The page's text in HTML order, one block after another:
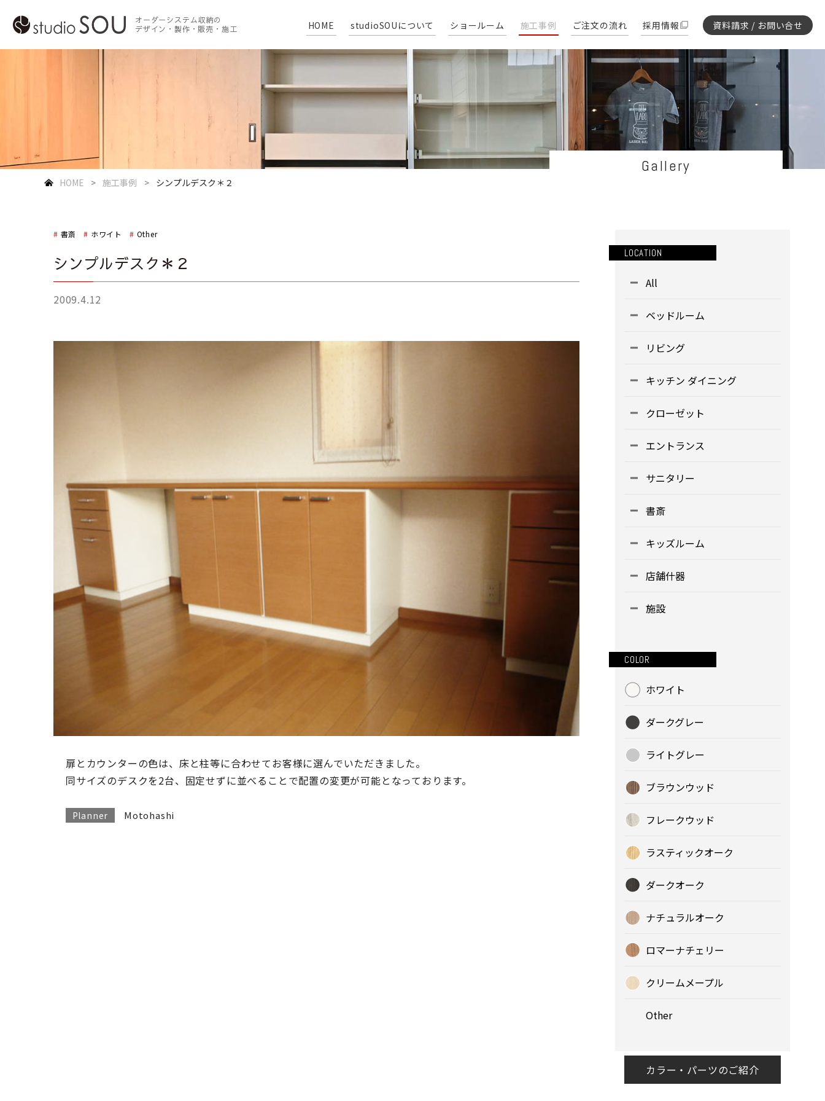
オーダーシステム収納の
デザイン・製作・販売・施工
HOME studioSOUについて ショールーム 施工事例 ご注文の流れ 採用情報 資料請求 / お問い合せ
Gallery
HOME 施工事例 シンプルデスク＊２
書斎 ホワイト Other
シンプルデスク＊２
2009.4.12
扉とカウンターの色は、床と柱等に合わせてお客様に選んでいただきました。
同サイズのデスクを2台、固定せずに並べることで配置の変更が可能となっております。
Planner Motohashi
LOCATION
All
ベッドルーム
リビング
キッチン ダイニング
クローゼット
エントランス
サニタリー
書斎
キッズルーム
店舗什器
施設
COLOR
ホワイト
ダークグレー
ライトグレー
ブラウンウッド
フレークウッド
ラスティックオーク
ダークオーク
ナチュラルオーク
ロマーナチェリー
クリームメープル
Other
カラー・パーツのご紹介